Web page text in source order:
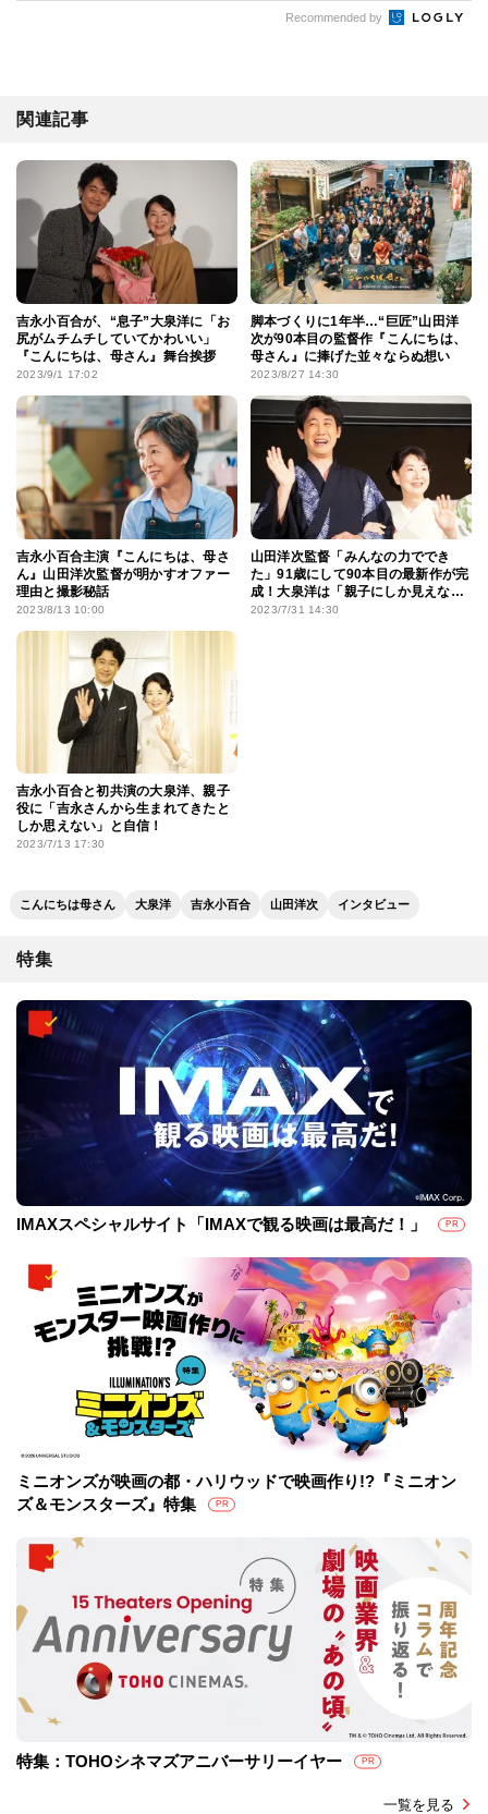
Recommended by
関連記事
吉永小百合が、“息子”大泉洋に「お
尻がムチムチしていてかわいい」
『こんにちは、母さん』舞台挨拶
2023/9/1 17:02
脚本づくりに1年半…“巨匠”山田洋
次が90本目の監督作『こんにちは、
母さん』に捧げた並々ならぬ想い
2023/8/27 14:30
吉永小百合主演『こんにちは、母さ
ん』山田洋次監督が明かすオファー
理由と撮影秘話
2023/8/13 10:00
山田洋次監督「みんなの力ででき
た」91歳にして90本目の最新作が完
成！大泉洋は「親子にしか見えな
い」と吉永小百合との親子役に自信
2023/7/31 14:30
吉永小百合と初共演の大泉洋、親子
役に「吉永さんから生まれてきたと
しか思えない」と自信！
2023/7/13 17:30
こんにちは母さん 大泉洋 吉永小百合 山田洋次 インタビュー
特集
IMAXスペシャルサイト「IMAXで観る映画は最高だ！」 PR
ミニオンズが映画の都・ハリウッドで映画作り!?『ミニオン
ズ＆モンスターズ』特集
PR
特集：TOHOシネマズアニバーサリーイヤー PR
一覧を見る